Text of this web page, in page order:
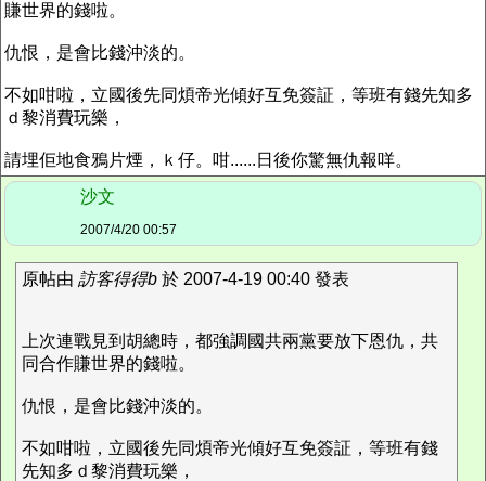
賺世界的錢啦。
仇恨，是會比錢沖淡的。
不如咁啦，立國後先同煩帝光傾好互免簽証，等班有錢先知多
ｄ黎消費玩樂，
請埋佢地食鴉片煙，ｋ仔。咁......日後你驚無仇報咩。
沙文
2007/4/20 00:57
原帖由 訪客得得b 於 2007-4-19 00:40 發表
上次連戰見到胡總時，都強調國共兩黨要放下恩仇，共
同合作賺世界的錢啦。
仇恨，是會比錢沖淡的。
不如咁啦，立國後先同煩帝光傾好互免簽証，等班有錢
先知多ｄ黎消費玩樂，